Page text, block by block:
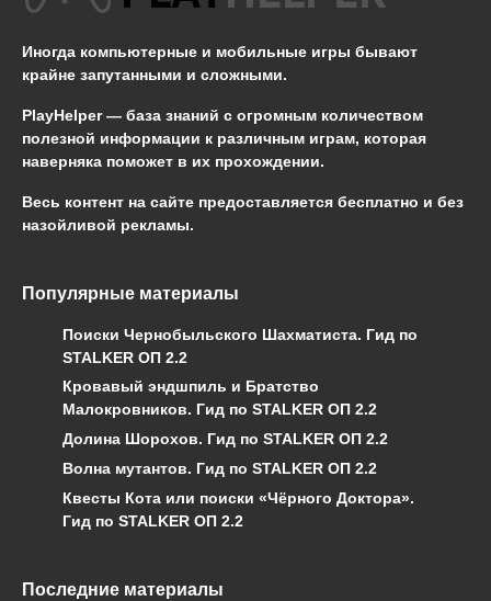
Иногда компьютерные и мобильные игры бывают
крайне запутанными и сложными.
PlayHelper — база знаний с огромным количеством
полезной информации к различным играм, которая
наверняка поможет в их прохождении.
Весь контент на сайте предоставляется бесплатно и без
назойливой рекламы.
Популярные материалы
Поиски Чернобыльского Шахматиста. Гид по
STALKER ОП 2.2
Кровавый эндшпиль и Братство
Малокровников. Гид по STALKER ОП 2.2
Долина Шорохов. Гид по STALKER ОП 2.2
Волна мутантов. Гид по STALKER ОП 2.2
Квесты Кота или поиски «Чёрного Доктора».
Гид по STALKER ОП 2.2
Последние материалы